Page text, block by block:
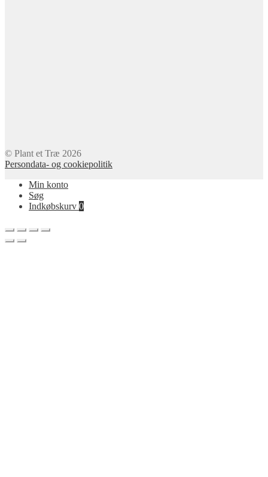
© Plant et Træ 2026
Persondata- og cookiepolitik
Min konto
Søg
Indkøbskurv 0